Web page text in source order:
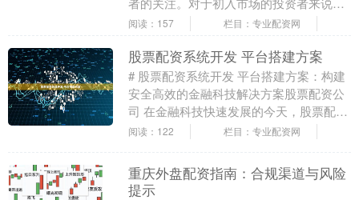
理解配资的基本原理、掌握杠杆技巧并认
阅读：157 栏目：专业配资网
股票配资系统开发 平台搭建方案
# 股票配资系统开发 平台搭建方案：构建
安全高效的金融科技解决方案股票配资公
司 在金融科技快速发展的今天，股票配资
系统开发已成为连接资金方与投资者的重
阅读：122 栏目：专业配资网
重庆外盘配资指南：合规渠道与风险
提示